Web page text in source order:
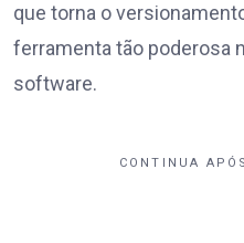
que torna o
ferramenta tão poderosa
software.
CONTINUA